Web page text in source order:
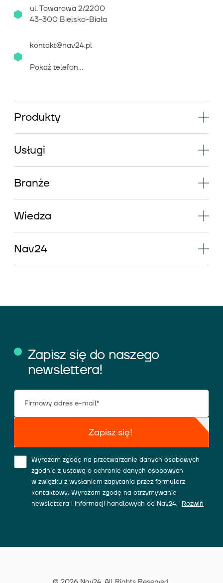
ul. Towarowa 2/2200
43-300 Bielsko-Biała
kontakt@nav24.pl
Pokaż telefon...
Produkty
Usługi
Branże
Wiedza
Nav24
Zapisz się do naszego
newslettera!
Zapisz się!
Wyrażam zgodę na przetwarzanie danych osobowych
zgodnie z ustawą o ochronie danych osobowych
w związku z wysłaniem zapytania przez formularz
kontaktowy. Wyrażam zgodę na otrzymywanie
newslettera i informacji handlowych od Nav24.
Rozwiń